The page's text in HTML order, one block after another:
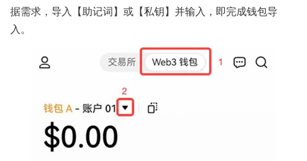
据需求，导入【 助记词 】或【私钥 】并输入，即完成钱包导
入。